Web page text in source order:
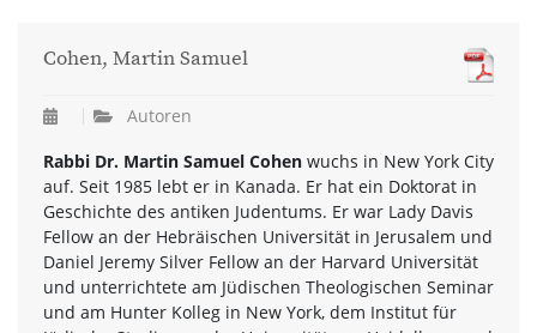
Cohen, Martin Samuel
Autoren
Rabbi Dr. Martin Samuel Cohen wuchs in New York City
auf. Seit 1985 lebt er in Kanada. Er hat ein Doktorat in
Geschichte des antiken Judentums. Er war Lady Davis
Fellow an der Hebräischen Universität in Jerusalem und
Daniel Jeremy Silver Fellow an der Harvard Universität
und unterrichtete am Jüdischen Theologischen Seminar
und am Hunter Kolleg in New York, dem Institut für